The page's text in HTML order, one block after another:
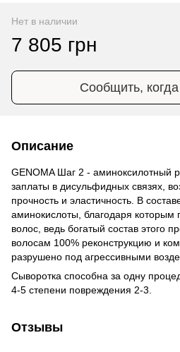
Нет в наличии
7 805 грн
Сообщить,
Описание
GENOMA Шаг 2 - аминоксилотный
заплаты в дисульфидных связях,
прочность и эластичность. В
аминокислоты, благодаря которым
волос, ведь богатый состав этого
волосам 100% реконструкцию и
разрушено под агрессивными
Сыворотка способна за одну
4-5 степени повреждения 2-3.
Отзывы